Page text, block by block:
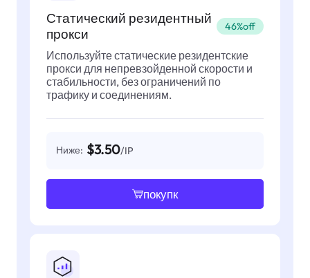
Статический резидентный
прокси
46%off
Используйте статические резидентские
прокси для непревзойденной скорости и
стабильности, без ограничений по
трафику и соединениям.
Ниже: $3.50/IP
покупк